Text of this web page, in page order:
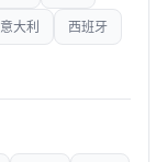
意大利 西班牙